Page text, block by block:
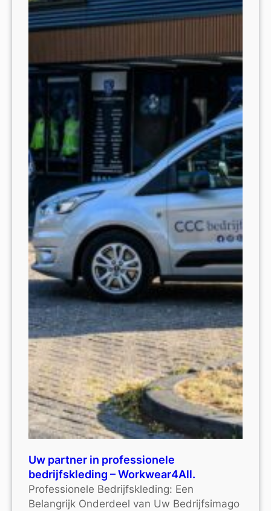
Uw partner in professionele
bedrijfskleding – Workwear4All.
Professionele Bedrijfskleding: Een
Belangrijk Onderdeel van Uw Bedrijfsimago